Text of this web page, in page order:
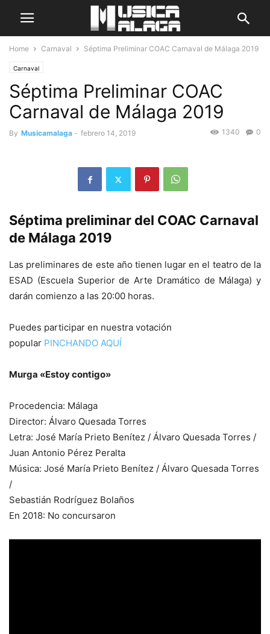
Home Carnaval Séptima Preliminar COAC Carnaval de Málaga 2019
Carnaval
Séptima Preliminar COAC
Carnaval de Málaga 2019
By Musicamalaga - febrero 14, 2019 0
1340
Séptima preliminar del COAC Carnaval
de Málaga 2019
Las preliminares de este año tienen lugar en el teatro de la
ESAD (Escuela Superior de Arte Dramático de Málaga) y
darán comienzo a las 20:00 horas.
Puedes participar en nuestra votación
popular PINCHANDO AQUÍ
Murga «Estoy contigo»
Procedencia: Málaga
Director: Álvaro Quesada Torres
Letra: José María Prieto Benítez / Álvaro Quesada Torres /
Juan Antonio Pérez Peralta
Música: José María Prieto Benítez / Álvaro Quesada Torres
/
Sebastián Rodríguez Bolaños
En 2018: No concursaron